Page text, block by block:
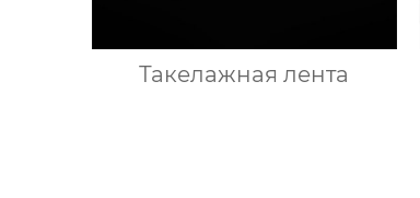
Такелажная лента